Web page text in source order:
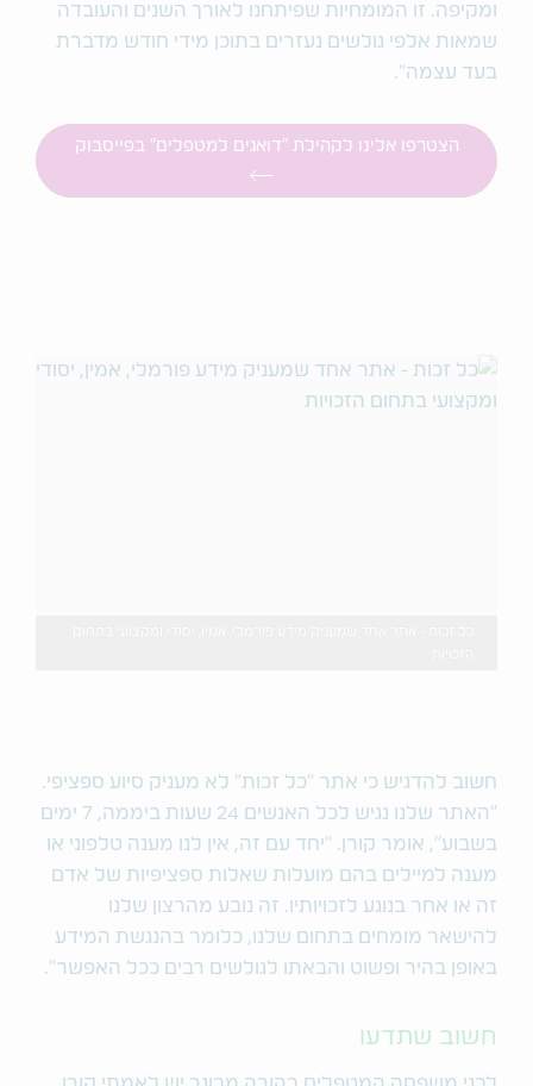
ומקיפה. זו המומחיות שפיתחנו לאורך השנים והעובדה
שמאות אלפי גולשים נעזרים בתוכן מידי חודש מדברת
בעד עצמה".
הצטרפו אלינו לקהילת "דואגים למטפלים" בפייסבוק
חשוב להדגיש כי אתר "כל זכות" לא מעניק סיוע ספציפי.
“האתר שלנו נגיש לכל האנשים 24 שעות ביממה, 7 ימים
בשבוע", אומר קורן. “יחד עם זה, אין לנו מענה טלפוני או
מענה למיילים בהם מועלות שאלות ספציפיות של אדם
זה או אחר בנוגע לזכויותיו. זה נובע מהרצון שלנו
להישאר מומחים בתחום שלנו, כלומר בהנגשת המידע
באופן בהיר ופשוט והבאתו לגולשים רבים ככל האפשר”.
חשוב שתדעו